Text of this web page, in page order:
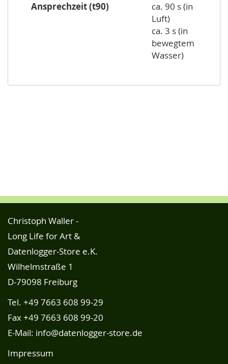
Ansprechzeit (t90)
ca. 90 s (in
Luft)
ca. 3 s (in
bewegtem
Wasser)
Christoph Waller -
Long Life for Art &
Datenlogger-Store e.K.
Wilhelmstraße 1
D-79098 Freiburg
Tel. +49 7663 608 99-29
Fax +49 7663 608 99-20
E-Mail: info@datenlogger-store.de
Impressum